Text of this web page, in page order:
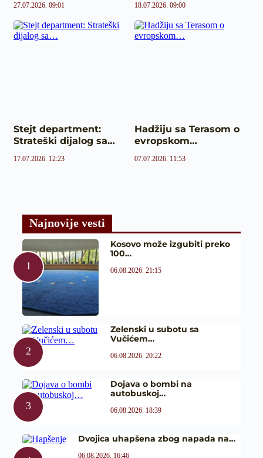
27.07.2026. 09:01 18.07.2026. 09:00
Stejt department:
Strateški dijalog sa…
17.07.2026. 12:23
Hadžiju sa Terasom o
evropskom…
07.07.2026. 11:53
Najnovije vesti
Kosovo može izgubiti preko
100…
06.08.2026. 21:15
Zelenski u subotu sa
Vučićem…
06.08.2026. 20:22
Dojava o bombi na
autobuskoj…
06.08.2026. 18:39
Dvojica uhapšena zbog napada na…
06.08.2026. 16:46